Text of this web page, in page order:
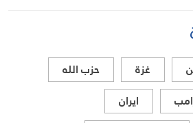
بالشأنين الداخلي والإقليمي
غزة
حزب الله
ايران